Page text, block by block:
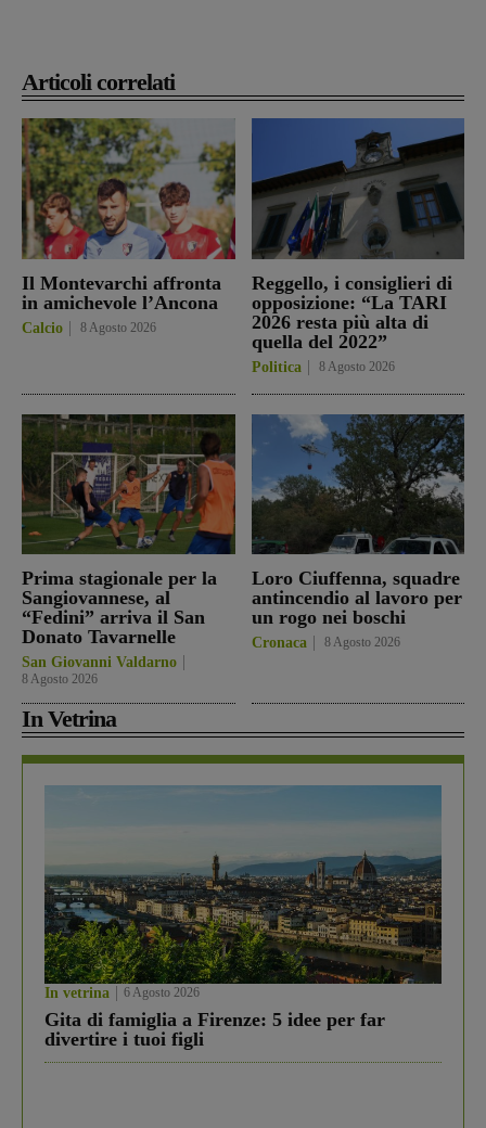
Articoli correlati
Il Montevarchi affronta
in amichevole l’Ancona
Calcio 8 Agosto 2026
Reggello, i consiglieri di
opposizione: “La TARI
2026 resta più alta di
quella del 2022”
Politica 8 Agosto 2026
Prima stagionale per la
Sangiovannese, al
“Fedini” arriva il San
Donato Tavarnelle
San Giovanni Valdarno
8 Agosto 2026
Loro Ciuffenna, squadre
antincendio al lavoro per
un rogo nei boschi
Cronaca 8 Agosto 2026
In Vetrina
In vetrina 6 Agosto 2026
Gita di famiglia a Firenze: 5 idee per far
divertire i tuoi figli